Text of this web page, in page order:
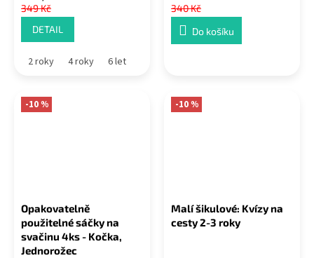
349 Kč
DETAIL
2 roky 4 roky 6 let
340 Kč
Do košíku
-10 %
Opakovatelně
použitelné sáčky na
svačinu 4ks - Kočka,
Jednorožec
-10 %
Malí šikulové: Kvízy na
cesty 2-3 roky